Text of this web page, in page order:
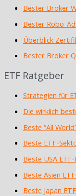
Bester Broker
Bester Robo-
Überblick
Bester Broker
ETF Ratgeber
Strategien für
Die wirklich
Beste “All
Beste ETF-
Beste USA
Beste Asien
Beste Japan